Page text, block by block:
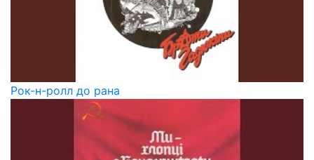
Рок-н-ролл до рана